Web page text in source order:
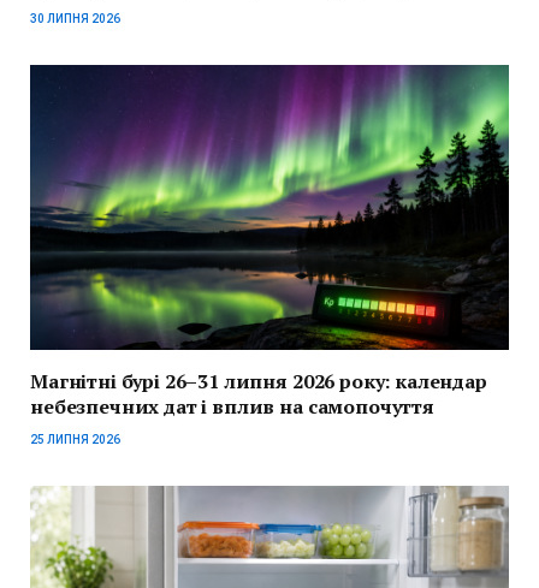
30 ЛИПНЯ 2026
Магнітні бурі 26–31 липня 2026 року: календар
небезпечних дат і вплив на самопочуття
25 ЛИПНЯ 2026